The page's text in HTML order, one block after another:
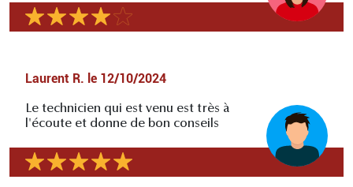
Laurent R. le 12/10/2024
Le technicien qui est venu est très à
l'écoute et donne de bon conseils